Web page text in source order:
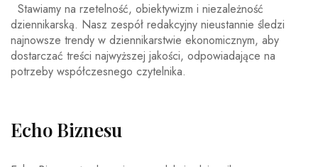
Stawiamy na rzetelność, obiektywizm i niezależność
dziennikarską. Nasz zespół redakcyjny nieustannie śledzi
najnowsze trendy w dziennikarstwie ekonomicznym, aby
dostarczać treści najwyższej jakości, odpowiadające na
potrzeby współczesnego czytelnika.
Echo Biznesu